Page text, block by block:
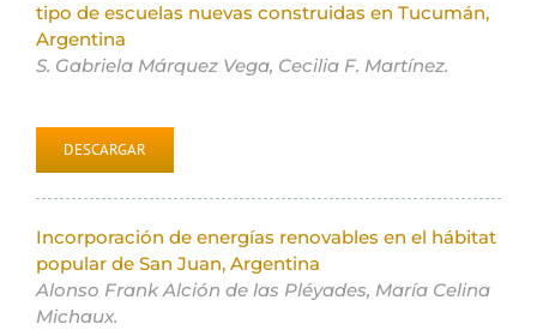
tipo de escuelas nuevas construidas en Tucumán,
Argentina
S. Gabriela Márquez Vega, Cecilia F. Martínez.
DESCARGAR
Incorporación de energías renovables en el hábitat
popular de San Juan, Argentina
Alonso Frank Alción de las Pléyades, María Celina
Michaux.